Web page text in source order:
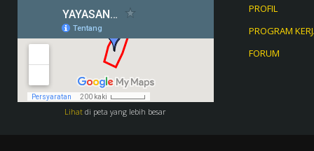
Lihatdi peta yang lebih besar
PROFIL
PROGRAM
FORUM